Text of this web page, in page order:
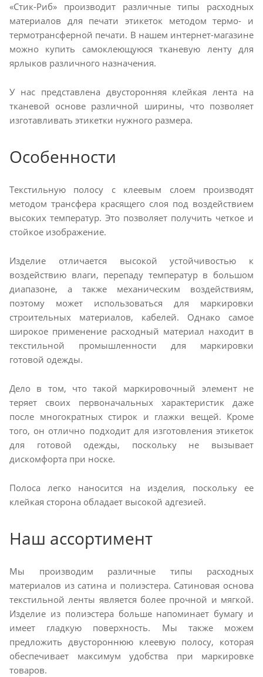
«Стик-Риб» производит различные типы расходных
материалов для печати этикеток методом термо- и
термотрансферной печати. В нашем интернет-магазине
можно купить самоклеющуюся тканевую ленту для
ярлыков различного назначения.
У нас представлена двусторонняя клейкая лента на
тканевой основе различной ширины, что позволяет
изготавливать этикетки нужного размера.
Особенности
Текстильную полосу с клеевым слоем производят
методом трансфера красящего слоя под воздействием
высоких температур. Это позволяет получить четкое и
стойкое изображение.
Изделие отличается высокой устойчивостью к
воздействию влаги, перепаду температур в большом
диапазоне, а также механическим воздействиям,
поэтому может использоваться для маркировки
строительных материалов, кабелей. Однако самое
широкое применение расходный материал находит в
текстильной промышленности для маркировки
готовой одежды.
Дело в том, что такой маркировочный элемент не
теряет своих первоначальных характеристик даже
после многократных стирок и глажки вещей. Кроме
того, он отлично подходит для изготовления этикеток
для готовой одежды, поскольку не вызывает
дискомфорта при носке.
Полоса легко наносится на изделия, поскольку ее
клейкая сторона обладает высокой адгезией.
Наш ассортимент
Мы производим различные типы расходных
материалов из сатина и полиэстера. Сатиновая основа
текстильной ленты является более прочной и мягкой.
Изделие из полиэстера больше напоминает бумагу и
имеет гладкую поверхность. Мы также можем
предложить двустороннюю клеевую полосу, которая
обеспечивает максимум удобства при маркировке
товаров.